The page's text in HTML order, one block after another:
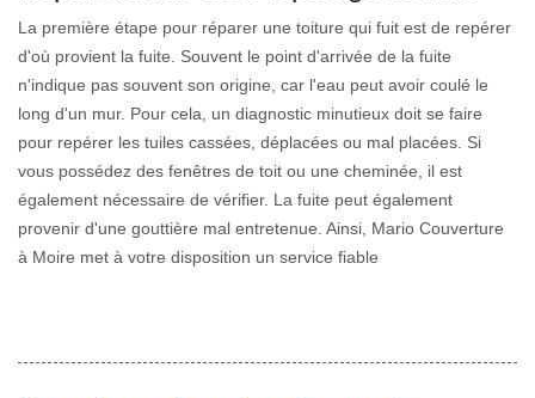
La première étape pour réparer une toiture qui fuit est de repérer
d'où provient la fuite. Souvent le point d'arrivée de la fuite
n'indique pas souvent son origine, car l'eau peut avoir coulé le
long d'un mur. Pour cela, un diagnostic minutieux doit se faire
pour repérer les tuiles cassées, déplacées ou mal placées. Si
vous possédez des fenêtres de toit ou une cheminée, il est
également nécessaire de vérifier. La fuite peut également
provenir d'une gouttière mal entretenue. Ainsi, Mario Couverture
à Moire met à votre disposition un service fiable